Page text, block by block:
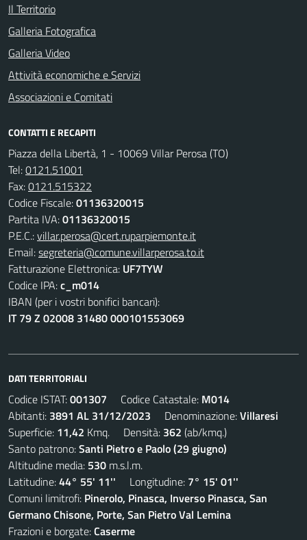
Il Territorio
Galleria Fotografica
Galleria Video
Attività economiche e Servizi
Associazioni e Comitati
CONTATTI E RECAPITI
Piazza della Libertà, 1 - 10069 Villar Perosa (TO)
Tel:0121.51001
Fax:0121.515322
Codice Fiscale:01136320015
Partita IVA:01136320015
P.E.C.:villar.perosa@cert.ruparpiemonte.it
Email:segreteria@comune.villarperosa.to.it
Fatturazione Elettronica: UF7TYW
Codice IPA:c_m014
IBAN (per i vostri bonifici bancari):
IT 79 Z 02008 31480 000101553069
DATI TERRITORIALI
Codice ISTAT:001307 Codice Catastale: M014
Abitanti: 3891 AL 31/12/2023 Denominazione:Villaresi
Superficie: 11,42 Kmq. Densità: 362 (ab/kmq.)
Santo patrono:Santi Pietro e Paolo (29 giugno)
Altitudine media: 530 m.s.l.m.
Latitudine:44° 55' 11'' Longitudine: 7° 15' 01''
Comuni limitrofi: Pinerolo, Pinasca, Inverso Pinasca, San
Germano Chisone, Porte, San Pietro Val Lemina
Frazioni e borgate:Caserme